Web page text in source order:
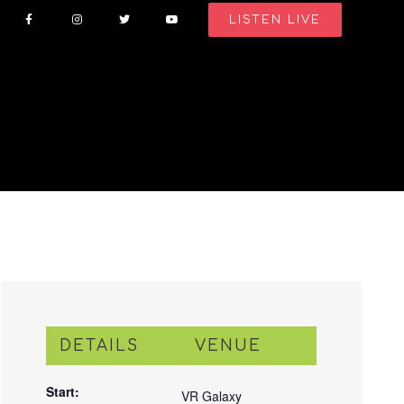
LISTEN LIVE
DETAILS
Start:
VENUE
VR Galaxy